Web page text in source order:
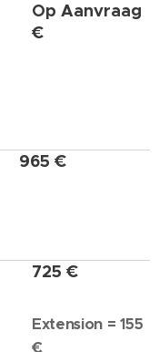
Op Aanvraag
€
965 €
725 €
Extension =155